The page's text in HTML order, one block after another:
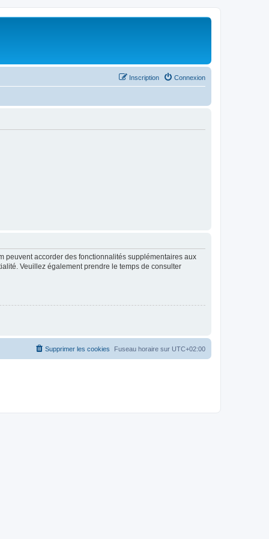
Connexion
Inscription
peuvent accorder des fonctionnalités supplémentaires aux
Veuillez également prendre le temps de consulter
Fuseau horaire sur UTC+02:00
Supprimer les cookies